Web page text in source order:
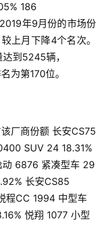
186
年9月份的市场份
上月下降4个名次。
到5245辆，
名为第170位。
厂商份额 长安CS75
SUV 24 18.31%
6876 紧凑型车 29
长安CS85
程CC 1994 中型车
悦翔 1077 小型